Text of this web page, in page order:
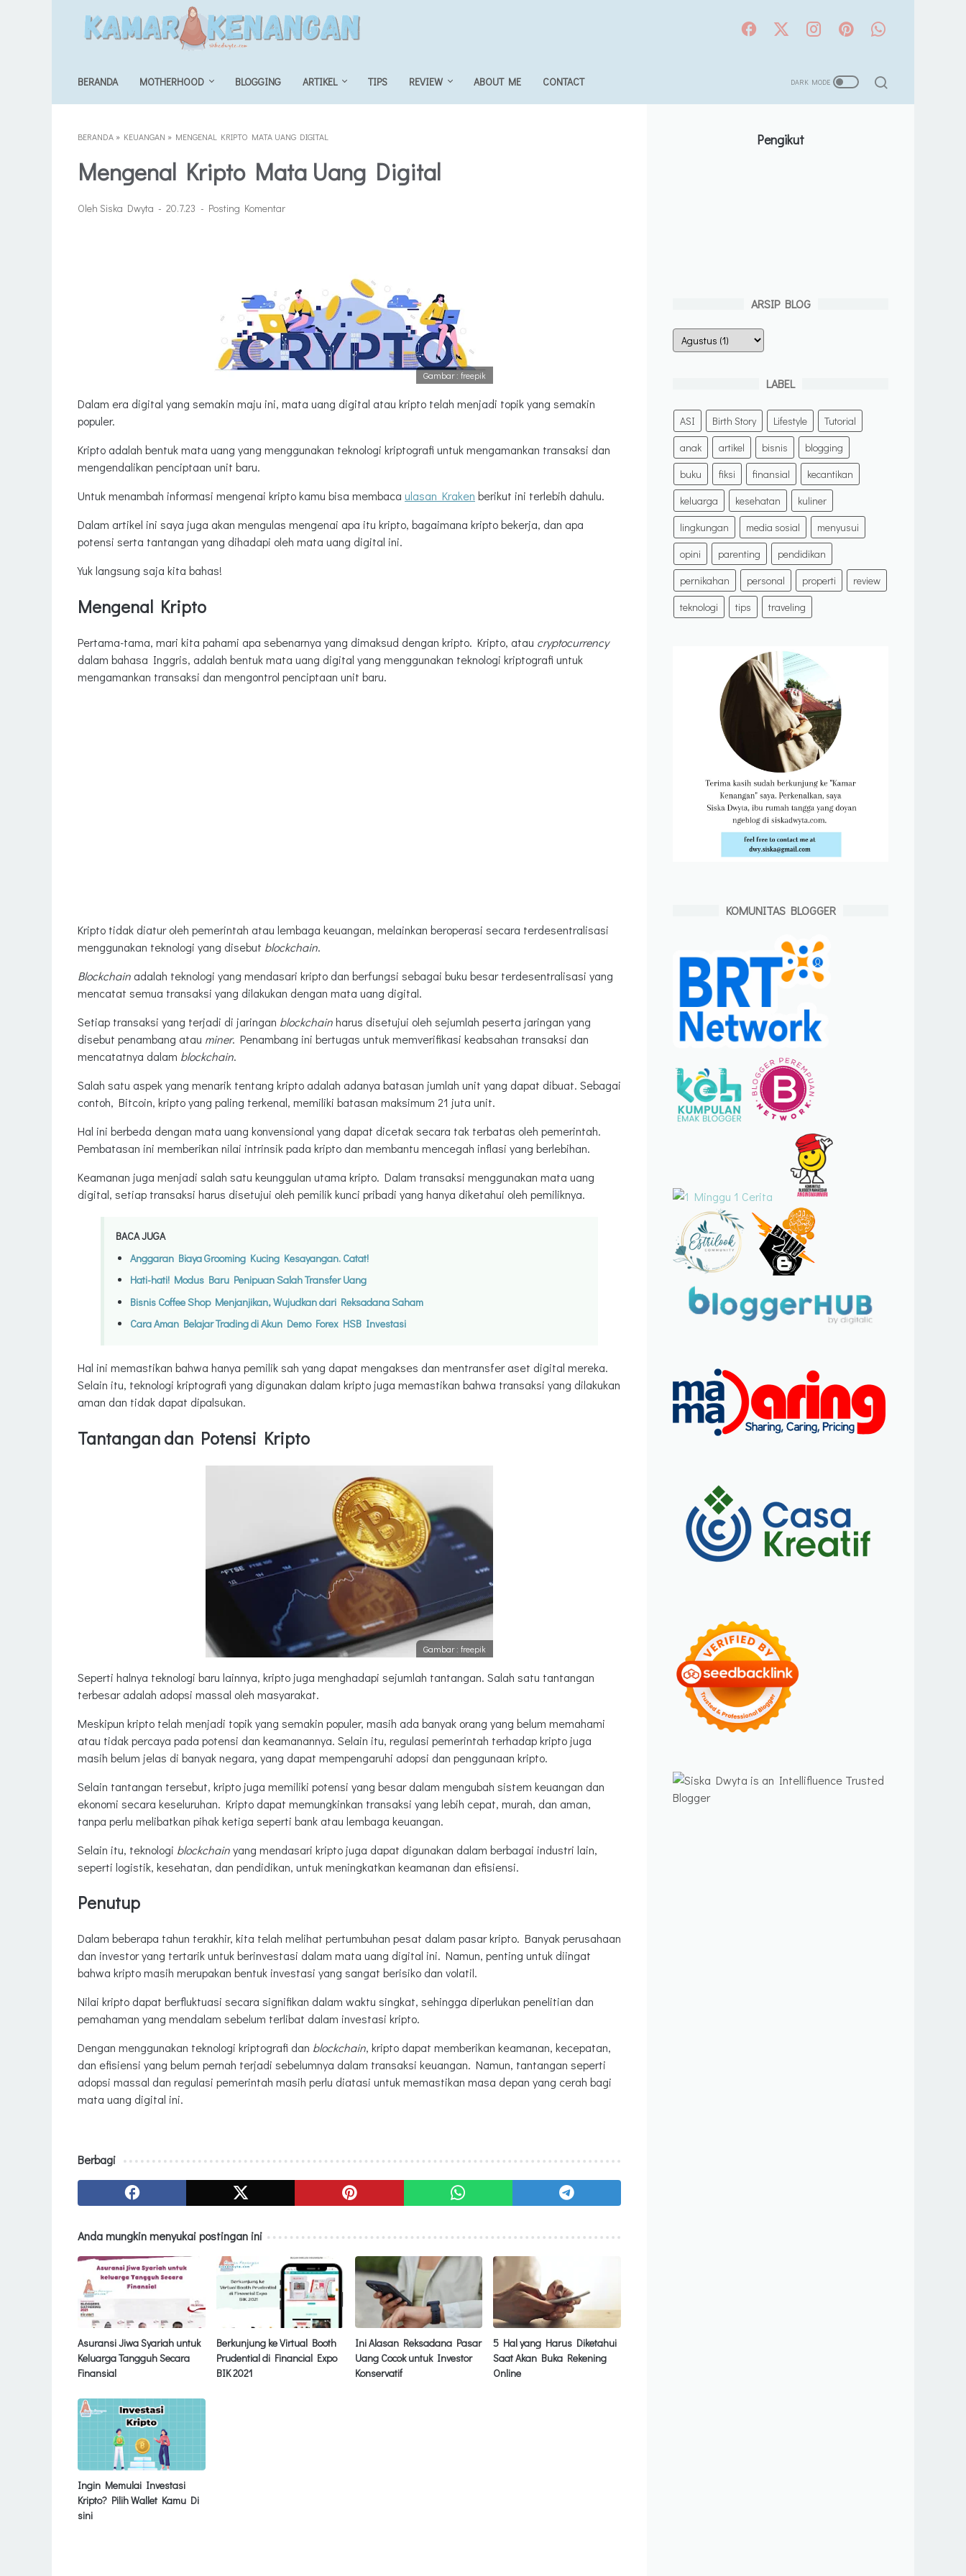
BERANDA MOTHERHOOD BLOGGING ARTIKEL TIPS REVIEW ABOUT ME CONTACT
BERANDA » KEUANGAN » MENGENAL KRIPTO MATA UANG DIGITAL
Mengenal Kripto Mata Uang Digital
Oleh Siska Dwyta 20.7.23 Posting Komentar
Gambar : freepik
Dalam era digital yang semakin maju ini, mata uang digital atau kripto telah menjadi topik yang semakin
populer.
Kripto adalah bentuk mata uang yang menggunakan teknologi kriptografi untuk mengamankan transaksi dan
mengendalikan penciptaan unit baru.
Untuk menambah informasi mengenai kripto kamu bisa membaca ulasan Kraken berikut ini terlebih dahulu.
Dalam artikel ini saya juga akan mengulas mengenai apa itu kripto, bagaimana kripto bekerja, dan apa
potensi serta tantangan yang dihadapi oleh mata uang digital ini.
Yuk langsung saja kita bahas!
Mengenal Kripto
Pertama-tama, mari kita pahami apa sebenarnya yang dimaksud dengan kripto. Kripto, atau cryptocurrency
dalam bahasa Inggris, adalah bentuk mata uang digital yang menggunakan teknologi kriptografi untuk
mengamankan transaksi dan mengontrol penciptaan unit baru.
Kripto tidak diatur oleh pemerintah atau lembaga keuangan, melainkan beroperasi secara terdesentralisasi
menggunakan teknologi yang disebut blockchain.
Blockchain adalah teknologi yang mendasari kripto dan berfungsi sebagai buku besar terdesentralisasi yang
mencatat semua transaksi yang dilakukan dengan mata uang digital.
Setiap transaksi yang terjadi di jaringan blockchainharus disetujui oleh sejumlah peserta jaringan yang
disebut penambang atau miner. Penambang ini bertugas untuk memverifikasi keabsahan transaksi dan
mencatatnya dalam blockchain.
Salah satu aspek yang menarik tentang kripto adalah adanya batasan jumlah unit yang dapat dibuat. Sebagai
contoh, Bitcoin, kripto yang paling terkenal, memiliki batasan maksimum 21 juta unit.
Hal ini berbeda dengan mata uang konvensional yang dapat dicetak secara tak terbatas oleh pemerintah.
Pembatasan ini memberikan nilai intrinsik pada kripto dan membantu mencegah inflasi yang berlebihan.
Keamanan juga menjadi salah satu keunggulan utama kripto. Dalam transaksi menggunakan mata uang
digital, setiap transaksi harus disetujui oleh pemilik kunci pribadi yang hanya diketahui oleh pemiliknya.
BACA JUGA
Anggaran Biaya Grooming Kucing Kesayangan. Catat!
Hati-hati! Modus Baru Penipuan Salah Transfer Uang
Bisnis Coffee Shop Menjanjikan, Wujudkan dari Reksadana Saham
Cara Aman Belajar Trading di Akun Demo Forex HSB Investasi
Hal ini memastikan bahwa hanya pemilik sah yang dapat mengakses dan mentransfer aset digital mereka.
Selain itu, teknologi kriptografi yang digunakan dalam kripto juga memastikan bahwa transaksi yang dilakukan
aman dan tidak dapat dipalsukan.
Tantangan dan Potensi Kripto
Gambar : freepik
Seperti halnya teknologi baru lainnya, kripto juga menghadapi sejumlah tantangan. Salah satu tantangan
terbesar adalah adopsi massal oleh masyarakat.
Meskipun kripto telah menjadi topik yang semakin populer, masih ada banyak orang yang belum memahami
atau tidak percaya pada potensi dan keamanannya. Selain itu, regulasi pemerintah terhadap kripto juga
masih belum jelas di banyak negara, yang dapat mempengaruhi adopsi dan penggunaan kripto.
Selain tantangan tersebut, kripto juga memiliki potensi yang besar dalam mengubah sistem keuangan dan
ekonomi secara keseluruhan. Kripto dapat memungkinkan transaksi yang lebih cepat, murah, dan aman,
tanpa perlu melibatkan pihak ketiga seperti bank atau lembaga keuangan.
Selain itu, teknologi blockchainyang mendasari kripto juga dapat digunakan dalam berbagai industri lain,
seperti logistik, kesehatan, dan pendidikan, untuk meningkatkan keamanan dan efisiensi.
Penutup
Dalam beberapa tahun terakhir, kita telah melihat pertumbuhan pesat dalam pasar kripto. Banyak perusahaan
dan investor yang tertarik untuk berinvestasi dalam mata uang digital ini. Namun, penting untuk diingat
bahwa kripto masih merupakan bentuk investasi yang sangat berisiko dan volatil.
Nilai kripto dapat berfluktuasi secara signifikan dalam waktu singkat, sehingga diperlukan penelitian dan
pemahaman yang mendalam sebelum terlibat dalam investasi kripto.
Dengan menggunakan teknologi kriptografi dan blockchain, kripto dapat memberikan keamanan, kecepatan,
dan efisiensi yang belum pernah terjadi sebelumnya dalam transaksi keuangan. Namun, tantangan seperti
adopsi massal dan regulasi pemerintah masih perlu diatasi untuk memastikan masa depan yang cerah bagi
mata uang digital ini.
Berbagi
Anda mungkin menyukai postingan ini
Asuransi Jiwa Syariah untuk
Keluarga Tangguh Secara
Finansial
Berkunjung ke Virtual Booth
Prudential di Financial Expo
BIK 2021
Ini Alasan Reksadana Pasar
Uang Cocok untuk Investor
Konservatif
5 Hal yang Harus Diketahui
Saat Akan Buka Rekening
Online
Ingin Memulai Investasi
Kripto? Pilih Wallet Kamu Di
sini
Pengikut
ARSIP BLOG
LABEL
ASI Birth Story Lifestyle
Tutorial
anak
artikel bisnis
blogging
buku
fiksi finansial
kecantikan
keluarga
kesehatan
kuliner
lingkungan
media sosial
menyusui
opini
parenting
pendidikan
pernikahan
personal properti
review
teknologi
tips traveling
KOMUNITAS BLOGGER